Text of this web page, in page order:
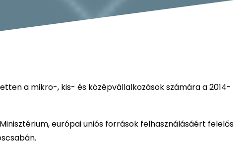
a mikro-, kis- és középvállalkozások számára a 2014-
európai uniós források felhasználásáért felelős